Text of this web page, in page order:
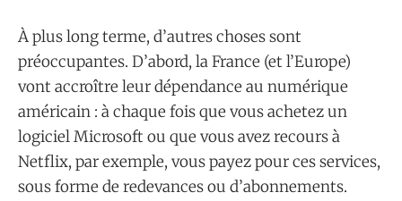
À plus long terme, d’autres choses sont
préoccupantes. D’abord, la France (et l’Europe)
vont accroître leur dépendance au numérique
américain : à chaque fois que vous achetez un
logiciel Microsoft ou que vous avez recours à
Netflix, par exemple, vous payez pour ces services,
sous forme de redevances ou d’abonnements.